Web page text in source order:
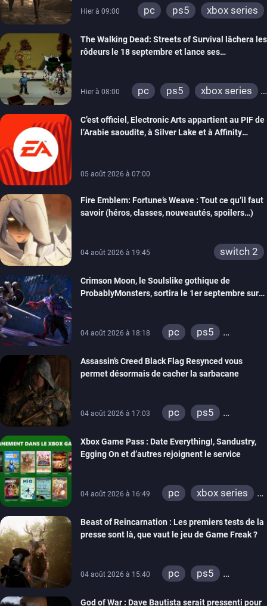
Hier à 09:00 pc ps5 xbox series
The Walking Dead: Streets of Survival lâchera les
rôdeurs le 18 septembre et lance ses
Hier à 08:00 pc ps5
xbox series
C’est officiel, Electronic Arts appartient au PIF de
l’Arabie saoudite, à Silver Lake et à Affinity
05 août 2026 à 07:00
Fire Emblem: Fortune’s Weave : Tout ce qu’il faut
savoir (héros, classes, nouveautés, spoilers…)
04 août 2026 à 19:45 switch 2
Crimson Moon, le Soulslike gothique de
ProbablyMonsters, sortira le 1er septembre sur
04 août 2026 à 18:18 pc
ps5
Assassin’s Creed Black Flag Resynced vous
permet désormais de cacher la sarbacane
04 août 2026 à 17:03 pc
ps5
Xbox Game Pass : Date Everything!, Sandustry,
Egging On et d’autres rejoignent le service
04 août 2026 à 16:49 pc
xbox series
Beast of Reincarnation : Les premiers tests de la
presse sont là, que vaut le jeu de Game Freak ?
04 août 2026 à 15:40 pc
ps5
God of War : Dave Bautista serait pressenti pour